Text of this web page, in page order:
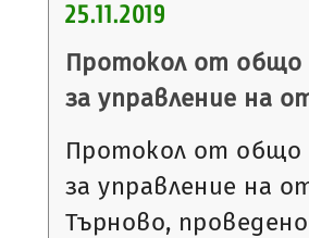
25.11.2019
Протокол от общо
за управление на
Протокол от общо
за управление на
Търново, проведено